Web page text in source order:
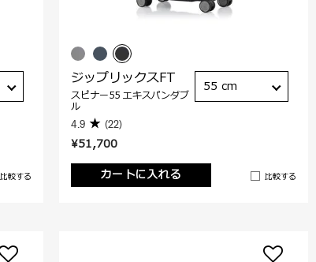
比較する
¥51,700
カートに入れる
比較する
ジップリックスFT
スピナー55 エキスパンダブ
ル
4.9 (22)
55 cm